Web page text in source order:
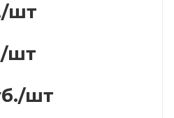
/шт
/шт
/шт